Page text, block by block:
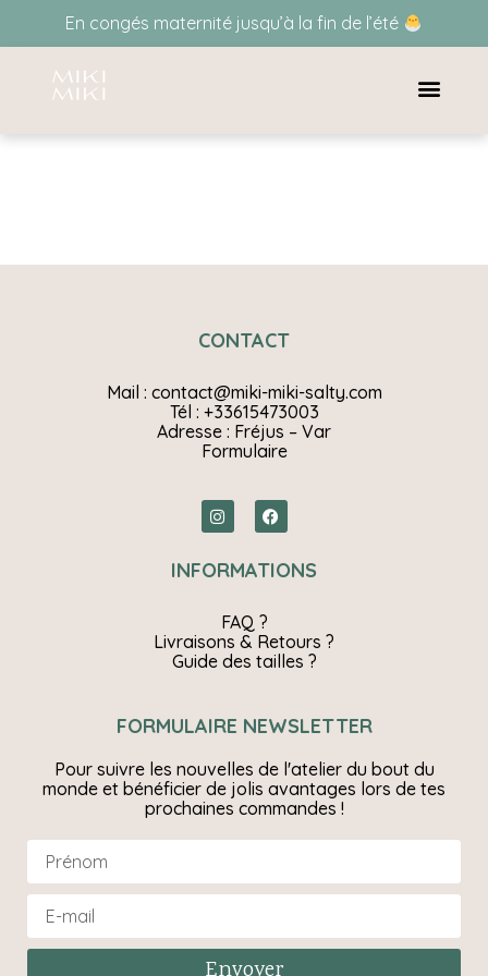
En congés maternité jusqu’à la fin de l’été
CONTACT
Mail : contact@miki-miki-salty.com
Tél : +33615473003
Adresse : Fréjus – Var
Formulaire
INFORMATIONS
FAQ ?
Livraisons & Retours ?
Guide des tailles ?
FORMULAIRE NEWSLETTER
Pour suivre les nouvelles de l'atelier du bout du
monde et bénéficier de jolis avantages lors de tes
prochaines commandes !